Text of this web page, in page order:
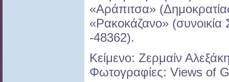
«Αράπιτσα»
«Ρακοκάζανο» (συνοικία
-48362).
Κείμενο: Ζερμαίν
Φωτογραφίες: Views of